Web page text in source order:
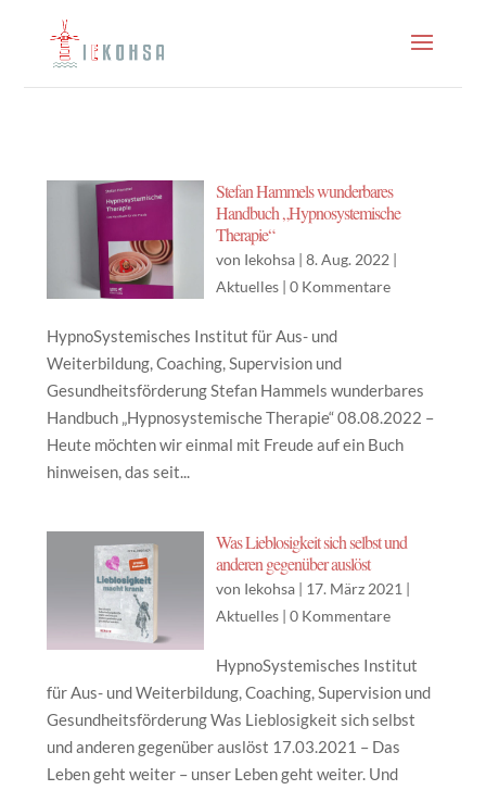
Stefan Hammels wunderbares
Handbuch „Hypnosystemische
Therapie“
von Iekohsa| 8. Aug. 2022 |
Aktuelles| 0 Kommentare
HypnoSystemisches Institut für Aus- und
Weiterbildung, Coaching, Supervision und
Gesundheitsförderung Stefan Hammels wunderbares
Handbuch „Hypnosystemische Therapie“ 08.08.2022 –
Heute möchten wir einmal mit Freude auf ein Buch
hinweisen, das seit...
Was Lieblosigkeit sich selbst und
anderen gegenüber auslöst
von Iekohsa| 17. März 2021 |
Aktuelles| 0 Kommentare
HypnoSystemisches Institut
für Aus- und Weiterbildung, Coaching, Supervision und
Gesundheitsförderung Was Lieblosigkeit sich selbst
und anderen gegenüber auslöst 17.03.2021 – Das
Leben geht weiter – unser Leben geht weiter. Und